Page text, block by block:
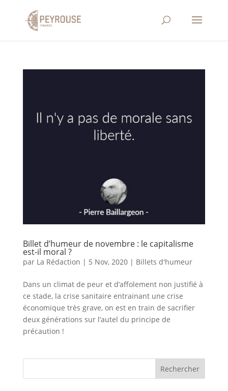
Billet d’humeur de novembre : le capitalisme
est-il moral ?
par La Rédaction | 5 Nov, 2020| Billets d'humeur
Dans un climat de peur et d’affolement non justifié à
ce stade, la crise sanitaire entrainant une crise
économique très grave, on est en train de sacrifier
deux générations sur l’autel du principe de
précaution !